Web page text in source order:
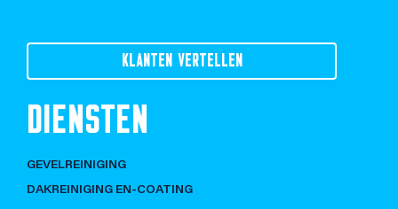
KLANTEN VERTELLEN
DIENSTEN
GEVELREINIGING
DAKREINIGING EN-COATING